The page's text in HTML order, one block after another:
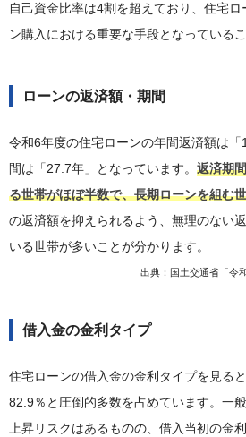
自己資金比率は4割を超えており、住宅
ン購入における重要な手段となっている
ローンの返済額・期間
令和6年度の住宅ローンの年間返済額は
間は「27.7年」となっています。 返済期
る世帯がほぼ半数で、長期ローンを組む
の返済額を抑えられるよう、無理のない
いる世帯が多いことが分かります。
出典：国土交通省「 令
借入金の金利タイプ
住宅ローンの借入金の金利タイプを見る
82.9％と圧倒的多数を占めています。一
上昇リスクはあるものの、借入当初の金